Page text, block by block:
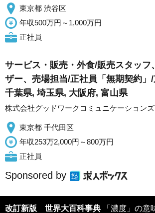
東京都 渋谷区
年収500万円～1,000万円
正社員
サービス・販売・外食/販売スタッフ
ザー、売場担当/正社員「無期契約」
千葉県, 埼玉県, 大阪府, 富山県
株式会社グッドワークコミュニケーションズ
東京都 千代田区
年収253万2,000円～800万円
正社員
Sponsored by
改訂新版 世界大百科事典